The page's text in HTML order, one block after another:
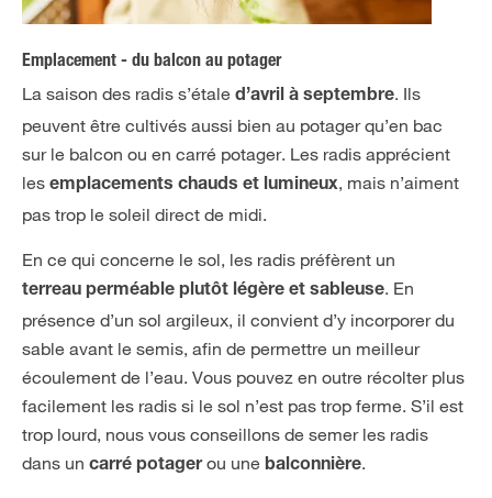
Emplacement - du balcon au potager
La saison des radis s’étale d’avril à septembre. Ils
peuvent être cultivés aussi bien au potager qu’en bac
sur le balcon ou en carré potager. Les radis apprécient
les emplacements chauds et lumineux, mais n’aiment
pas trop le soleil direct de midi.
En ce qui concerne le sol, les radis préfèrent un
terreau perméable plutôt légère et sableuse. En
présence d’un sol argileux, il convient d’y incorporer du
sable avant le semis, afin de permettre un meilleur
écoulement de l’eau. Vous pouvez en outre récolter plus
facilement les radis si le sol n’est pas trop ferme. S’il est
trop lourd, nous vous conseillons de semer les radis
dans un carré potagerou une balconnière.